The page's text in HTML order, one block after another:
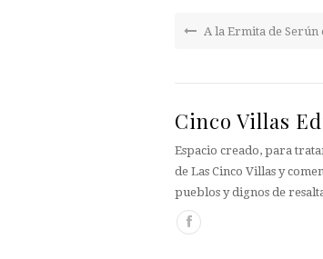
A la Ermita de Serún
Cinco Villas
Espacio creado, para
de Las Cinco Villas y
pueblos y dignos de